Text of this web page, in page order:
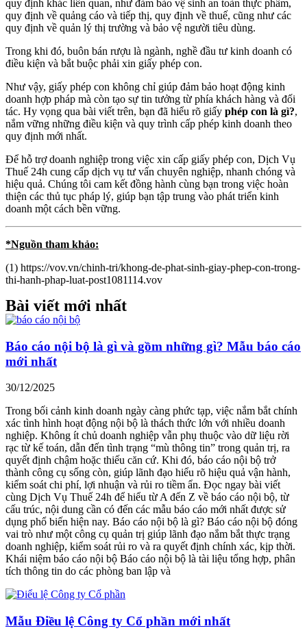
quy định khác liên quan, như đảm bảo vệ sinh an toàn thực phẩm,
quy định về quảng cáo và tiếp thị, quy định về thuế, cũng như các
quy định về quản lý thị trường và bảo vệ người tiêu dùng.
Trong khi đó, buôn bán rượu là ngành, nghề đầu tư kinh doanh có
điều kiện và bắt buộc phải xin giấy phép con.
Như vậy, giấy phép con không chỉ giúp đảm bảo hoạt động kinh
doanh hợp pháp mà còn tạo sự tin tưởng từ phía khách hàng và đối
tác. Hy vọng qua bài viết trên, bạn đã hiểu rõ giấy phép con là gì?,
nắm vững những điều kiện và quy trình cấp phép kinh doanh theo
quy định mới nhất.
Để hỗ trợ doanh nghiệp trong việc xin cấp giấy phép con, Dịch Vụ
Thuế 24h cung cấp dịch vụ tư vấn chuyên nghiệp, nhanh chóng và
hiệu quả. Chúng tôi cam kết đồng hành cùng bạn trong việc hoàn
thiện các thủ tục pháp lý, giúp bạn tập trung vào phát triển kinh
doanh một cách bền vững.
*Nguồn tham khảo:
(1) https://vov.vn/chinh-tri/khong-de-phat-sinh-giay-phep-con-trong-
thi-hanh-phap-luat-post1081114.vov
Bài viết mới nhất
Báo cáo nội bộ là gì và gồm những gì? Mẫu báo cáo
mới nhất
30/12/2025
Trong bối cảnh kinh doanh ngày càng phức tạp, việc nắm bắt chính
xác tình hình hoạt động nội bộ là thách thức lớn với nhiều doanh
nghiệp. Không ít chủ doanh nghiệp vẫn phụ thuộc vào dữ liệu rời
rạc từ kế toán, dẫn đến tình trạng “mù thông tin” trong quản trị, ra
quyết định chậm hoặc thiếu căn cứ. Khi đó, báo cáo nội bộ trở
thành công cụ sống còn, giúp lãnh đạo hiểu rõ hiệu quả vận hành,
kiểm soát chi phí, lợi nhuận và rủi ro tiềm ẩn. Đọc ngay bài viết
cùng Dịch Vụ Thuế 24h để hiểu từ A đến Z về báo cáo nội bộ, từ
cấu trúc, nội dung cần có đến các mẫu báo cáo mới nhất được sử
dụng phổ biến hiện nay. Báo cáo nội bộ là gì? Báo cáo nội bộ đóng
vai trò như một công cụ quản trị giúp lãnh đạo nắm bắt thực trạng
doanh nghiệp, kiểm soát rủi ro và ra quyết định chính xác, kịp thời.
Khái niệm báo cáo nội bộ Báo cáo nội bộ là tài liệu tổng hợp, phân
tích thông tin do các phòng ban lập và
Mẫu Điều lệ Công ty Cổ phần mới nhất